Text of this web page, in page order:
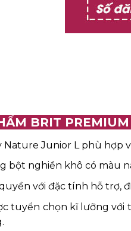
BRIT
Junior L phù hợp
bột nghiền khô có màu
với đặc tính hỗ trợ,
tuyển chọn kĩ lưỡng với